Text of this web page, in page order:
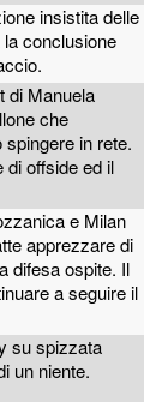
insistita delle
conclusione
di Manuela
che
in rete.
di offside ed il
e Milan
apprezzare di
difesa ospite. Il
a seguire il
su spizzata
un niente.